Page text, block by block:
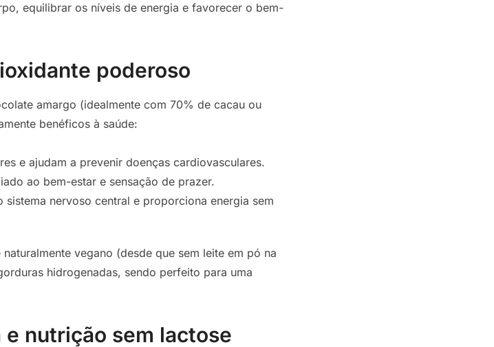
equilibrar os níveis de energia e favorecer o bem-
poderoso
amargo (idealmente com 70% de cacau ou
benéficos à saúde:
e ajudam a prevenir doenças cardiovasculares.
ao bem-estar e sensação de prazer.
sistema nervoso central e proporciona energia sem
vegano (desde que sem leite em pó na
hidrogenadas, sendo perfeito para uma
nutrição sem lactose